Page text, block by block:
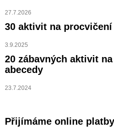
27.7.2026
30 aktivit na
3.9.2025
20 zábavných aktivit
abecedy
23.7.2024
Přijímáme online platby